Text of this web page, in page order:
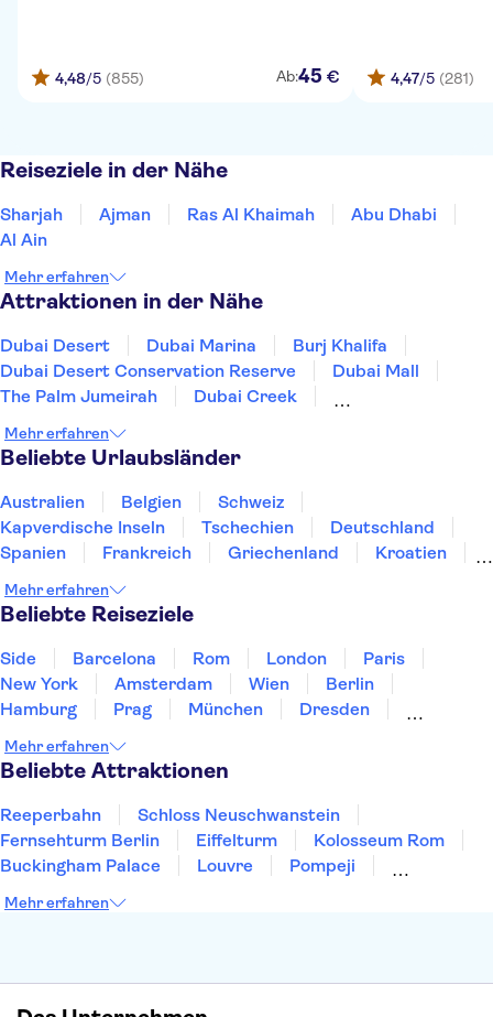
4,48/5 (855) Ab:45 € 4,47/5 (281)
Reiseziele in der Nähe
Sharjah Ajman Ras Al Khaimah
Abu Dhabi
Al Ain
Mehr erfahren
Attraktionen in der Nähe
Dubai Desert Dubai Marina
Burj Khalifa
Dubai Desert Conservation Reserve
Dubai Mall
The Palm Jumeirah
Dubai Creek
Sky Views Dubai
Scheich-Zayid-Moschee
Louvre Abu Dhabi
Warner Bros World Abu Dhabi
Ferrari World Abu Dhabi
Dubai Frame
Mehr erfahren
Beliebte Urlaubsländer
Australien Belgien
Schweiz
Kapverdische Inseln
Tschechien
Deutschland
Spanien
Frankreich Griechenland
Kroatien
Norwegen
Polen
Mehr erfahren
Beliebte Reiseziele
Side Barcelona Rom London
Paris
New York
Amsterdam Wien
Berlin
Hamburg
Prag München
Dresden
Heidelberg
Bremen
Mehr erfahren
Beliebte Attraktionen
Reeperbahn
Schloss Neuschwanstein
Fernsehturm Berlin
Eiffelturm
Kolosseum Rom
Buckingham Palace
Louvre
Pompeji
Moulin Rouge
Mehr erfahren